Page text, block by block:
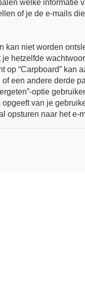
welke informatie
of je de e-mails
kan niet worden
hetzelfde
op “Carpboard” kan
een andere derde
optie
van je
opsturen naar het